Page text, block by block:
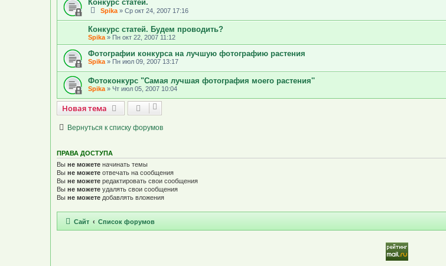
Конкурс статей.
Spika» Ср окт 24, 2007 17:16
Конкурс статей. Будем проводить?
Spika » Пн окт 22, 2007 11:12
Фотографии конкурса на лучшую фотографию растения
Spika » Пн июл 09, 2007 13:17
Фотоконкурс "Самая лучшая фотография моего растения''
Spika » Чт июл 05, 2007 10:04
Новая тема
Новаятема
Вернуться к списку форумов
ПРАВА ДОСТУПА
Вы не можете начинать темы
Вы не можете отвечать на сообщения
Вы не можете редактировать свои сообщения
Вы не можете удалять свои сообщения
Вы не можете добавлять вложения
Сайт Список форумов